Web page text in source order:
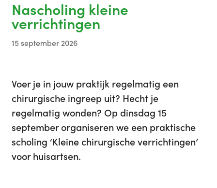
Nascholing kleine
verrichtingen
15 september 2026
Voer je in jouw praktijk regelmatig een
chirurgische ingreep uit? Hecht je
regelmatig wonden? Op dinsdag 15
september organiseren we een praktische
scholing ‘Kleine chirurgische verrichtingen’
voor huisartsen.